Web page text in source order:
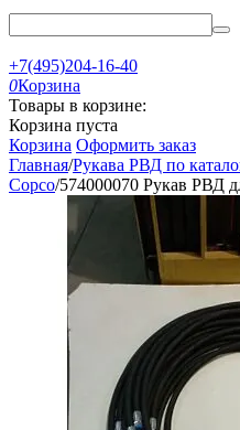
+7(495)204-16-40
0Корзина
Товары в корзине:
Корзина пуста
Корзина Оформить заказ
Главная/Рукава РВД по
Copco/574000070 Рукав РВД